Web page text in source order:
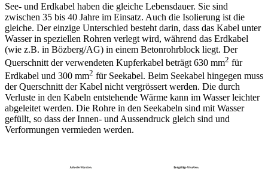
See- und Erdkabel haben die gleiche Lebensdauer. Sie sind
zwischen 35 bis 40 Jahre im Einsatz. Auch die Isolierung ist die
gleiche. Der einzige Unterschied besteht darin, dass das Kabel unter
Wasser in speziellen Rohren verlegt wird, während das Erdkabel
(wie z.B. in Bözberg/AG) in einem Betonrohrblock liegt. Der
Querschnitt der verwendeten Kupferkabel beträgt 630 mm2 für
Erdkabel und 300 mm2 für Seekabel. Beim Seekabel hingegen muss
der Querschnitt der Kabel nicht vergrössert werden. Die durch
Verluste in den Kabeln entstehende Wärme kann im Wasser leichter
abgeleitet werden. Die Rohre in den Seekabeln sind mit Wasser
gefüllt, so dass der Innen- und Aussendruck gleich sind und
Verformungen vermieden werden.